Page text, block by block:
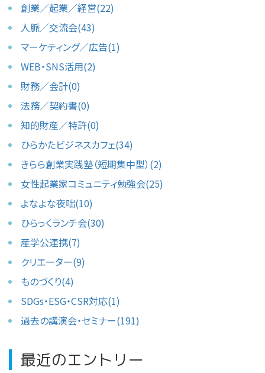
創業／起業／経営(22)
人脈／交流会(43)
マーケティング／広告(1)
WEB・SNS活用(2)
財務／会計(0)
法務／契約書(0)
知的財産／特許(0)
ひらかたビジネスカフェ(34)
きらら創業実践塾（短期集中型）(2)
女性起業家コミュニティ勉強会(25)
よなよな夜咄(10)
ひらっくランチ会(30)
産学公連携(7)
クリエーター(9)
ものづくり(4)
SDGs・ESG・CSR対応(1)
過去の講演会・セミナー(191)
最近のエントリー